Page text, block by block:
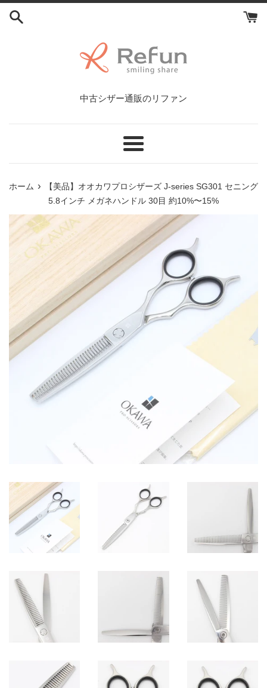
コ
中古シザー通販のリファン
メ
ー
ホーム ›
【美品】オオカワプロシザーズ J-series SG301 セニング
5.8インチ メガネハンドル 30目 約10%〜15%